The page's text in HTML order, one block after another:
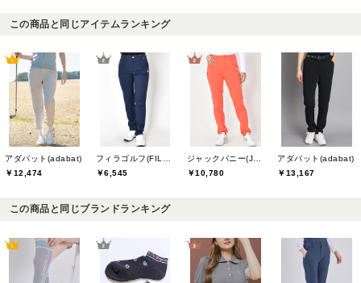
この商品と同じアイテムランキング
アダバット(adabat)
￥12,474
￥6,545
￥10,780
アダバット(adabat)
￥13,167
この商品と同じブランドランキング